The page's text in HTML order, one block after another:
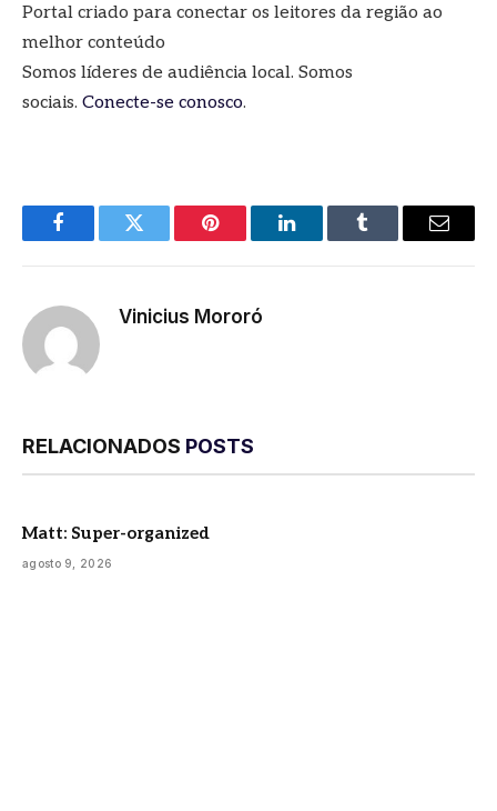
Portal criado para conectar os leitores da região ao
melhor conteúdo
Somos líderes de audiência local. Somos
sociais. Conecte-se conosco.
FacebookTwitter Pinterest LinkedInTumblr
E-
Vinicius Mororó
RELACIONADOS POSTS
Matt: Super-organized
agosto 9, 2026